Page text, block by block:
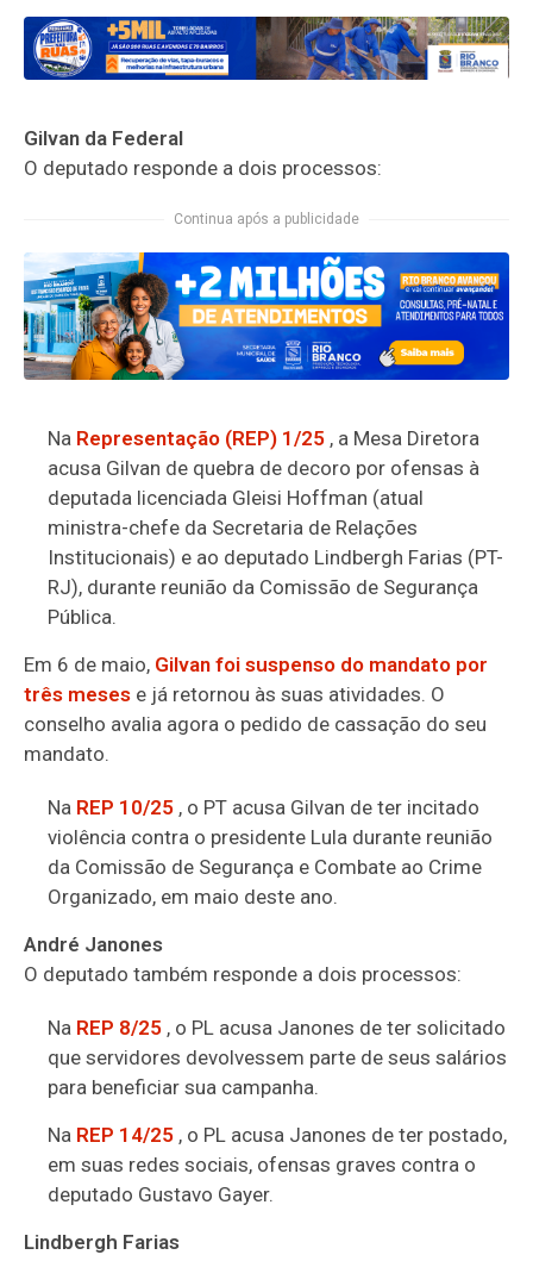
Gilvan da Federal
O deputado responde a dois processos:
Continua após a publicidade
Na Representação (REP) 1/25 , a Mesa Diretora
acusa Gilvan de quebra de decoro por ofensas à
deputada licenciada Gleisi Hoffman (atual
ministra-chefe da Secretaria de Relações
Institucionais) e ao deputado Lindbergh Farias (PT-
RJ), durante reunião da Comissão de Segurança
Pública.
Em 6 de maio, Gilvan foi suspenso do mandato por
três meses e já retornou às suas atividades. O
conselho avalia agora o pedido de cassação do seu
mandato.
Na REP 10/25 , o PT acusa Gilvan de ter incitado
violência contra o presidente Lula durante reunião
da Comissão de Segurança e Combate ao Crime
Organizado, em maio deste ano.
André Janones
O deputado também responde a dois processos:
Na REP 8/25 , o PL acusa Janones de ter solicitado
que servidores devolvessem parte de seus salários
para beneficiar sua campanha.
Na REP 14/25 , o PL acusa Janones de ter postado,
em suas redes sociais, ofensas graves contra o
deputado Gustavo Gayer.
Lindbergh Farias